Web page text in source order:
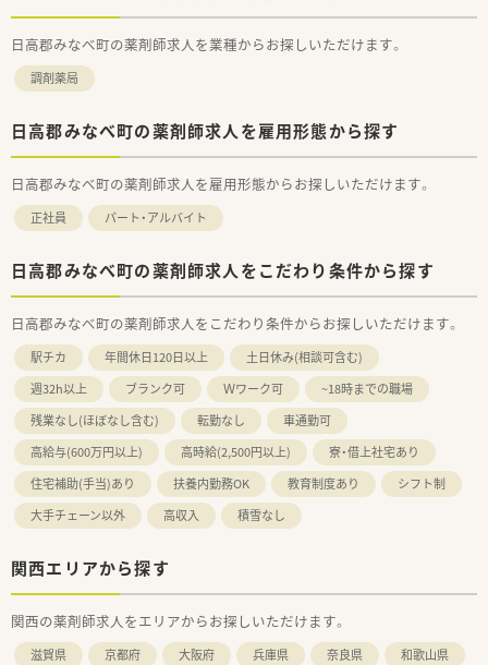
日高郡みなべ町の薬剤師求人を業種からお探しいただけます。
調剤薬局
日高郡みなべ町の薬剤師求人を雇用形態から探す
日高郡みなべ町の薬剤師求人を雇用形態からお探しいただけます。
正社員 パート・アルバイト
日高郡みなべ町の薬剤師求人をこだわり条件から探す
日高郡みなべ町の薬剤師求人をこだわり条件からお探しいただけます。
駅チカ 年間休日120日以上
土日休み(相談可含む)
週32h以上
ブランク可 Ｗワーク可
~18時までの職場
残業なし(ほぼなし含む)
転勤なし
車通勤可
高給与(600万円以上)
高時給(2,500円以上)
寮・借上社宅あり
住宅補助(手当)あり
扶養内勤務OK 教育制度あり
シフト制
大手チェーン以外
高収入 積雪なし
関西エリアから探す
関西の薬剤師求人をエリアからお探しいただけます。
滋賀県 京都府 大阪府 兵庫県 奈良県 和歌山県